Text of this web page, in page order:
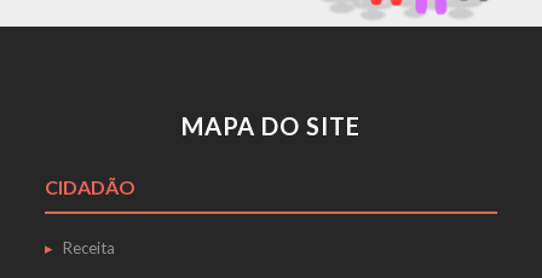
MAPA DO SITE
CIDADÃO
Receita